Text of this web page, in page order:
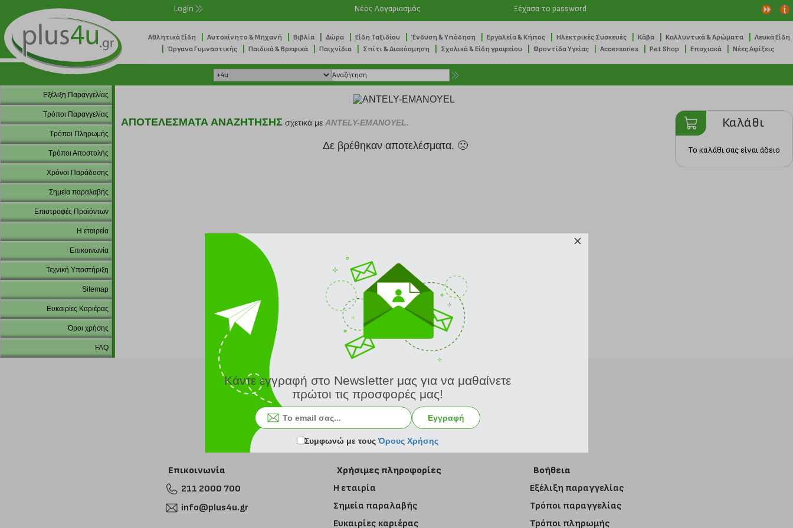
Login Νέος Λογαριασμός Ξέχασα το password
Αθλητικά Είδη Αυτοκίνητο & Μηχανή Βιβλία Δώρα Είδη Ταξιδίου Ένδυση & Υπόδηση Εργαλεία & Κήπος Ηλεκτρικές Συσκευές Κάβα Καλλυντικά & Αρώματα Λευκά Είδη
Όργανα Γυμναστικής Παιδικά & Βρεφικά Παιχνίδια Σπίτι & Διακόσμηση Σχολικά & Είδη γραφείου Φροντίδα Υγείας Accessories Pet Shop Εποχιακά Νέες Αφίξεις
Εξέλιξη Παραγγελίας
Τρόποι Παραγγελίας
Τρόποι Πληρωμής
Τρόποι Αποστολής
Χρόνοι Παράδοσης
Σημεία παραλαβής
Επιστροφές Προϊόντων
Η εταιρεία
Επικοινωνία
Τεχνική Υποστήριξη
Sitemap
Ευκαιρίες Καριέρας
Όροι χρήσης
FAQ
ΑΠΟΤΕΛΕΣΜΑΤΑ ΑΝΑΖΗΤΗΣΗΣ σχετικά με ANTELY-EMANOYEL.
Δε βρέθηκαν αποτελέσματα. 🙁
Καλάθι
Το καλάθι σας είναι άδειο
Εγγραφή στο newsletter
Επικοινωνία
211 2000 700
info@plus4u.gr
Χρήσιμες πληροφορίες
Η εταιρία
Σημεία παραλαβής
Ευκαιρίες καριέρας
Βοήθεια
Εξέλιξη παραγγελίας
Τρόποι παραγγελίας
Τρόποι πληρωμής
Κάντε εγγραφή στο Newsletter μας για να μαθαίνετε
πρώτοι τις προσφορές μας!
Εγγραφή
Συμφωνώ με τουςΌρους Χρήσης